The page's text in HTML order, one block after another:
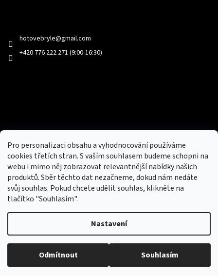
Pro personalizaci obsahu a vyhodnocování používáme
cookies třetích stran. S vaším souhlasem budeme schopni na
webu i mimo něj zobrazovat relevantnější nabídky našich
produktů. Sběr těchto dat nezačneme, dokud nám nedáte
svůj souhlas. Pokud chcete udělit souhlas, klikněte na
tlačítko "Souhlasím".
Nastavení
Odmítnout Souhlasím
hotovebryle@gmail.com
+420 776 222 271 (9:00-16:30)
Přijímáme online platby
Nový obchod s batohy, cestovními zavazadly, tašky a peněženky
Shoptet
Copyright 2026hotovebryle.cz
. Všechna práva